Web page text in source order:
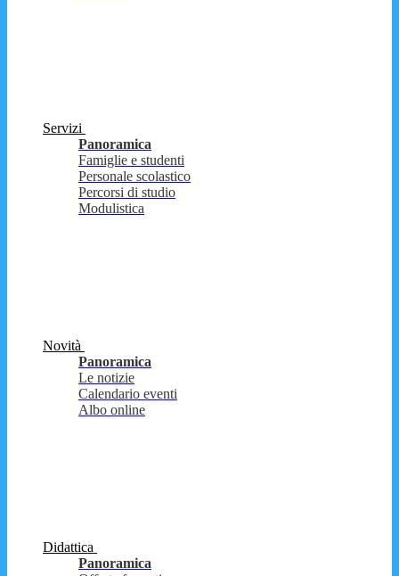
Servizi
Panoramica
Famiglie e studenti
Personale scolastico
Percorsi di studio
Modulistica
Novità
Panoramica
Le notizie
Calendario eventi
Albo online
Didattica
Panoramica